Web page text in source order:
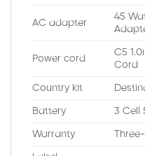
AC adapter
45
Power cord
C5
Cord
Country kit
Battery 3 Cell
Warranty